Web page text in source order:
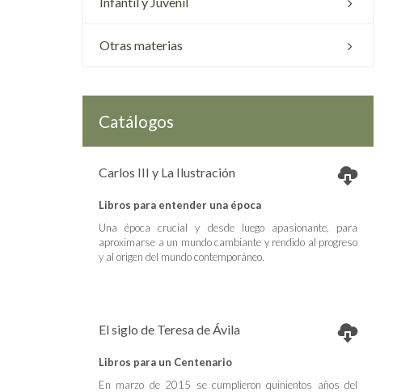
Otras materias
Catálogos
Carlos III y La Ilustración
Libros para entender una época
Una época crucial y desde luego apasionante, para
aproximarse a un mundo cambiante y rendido al progreso
y al origen del mundo contemporáneo.
El siglo de Teresa de Ávila
Libros para un Centenario
En marzo de 2015 se cumplieron quinientos años del